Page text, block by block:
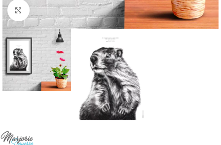
Cliquer pour agrandir